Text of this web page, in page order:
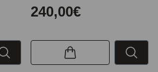
240,00€